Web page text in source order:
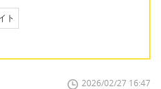
ト
2026/02/27 16:47